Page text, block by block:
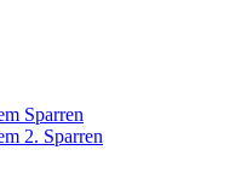
Sparren
2. Sparren